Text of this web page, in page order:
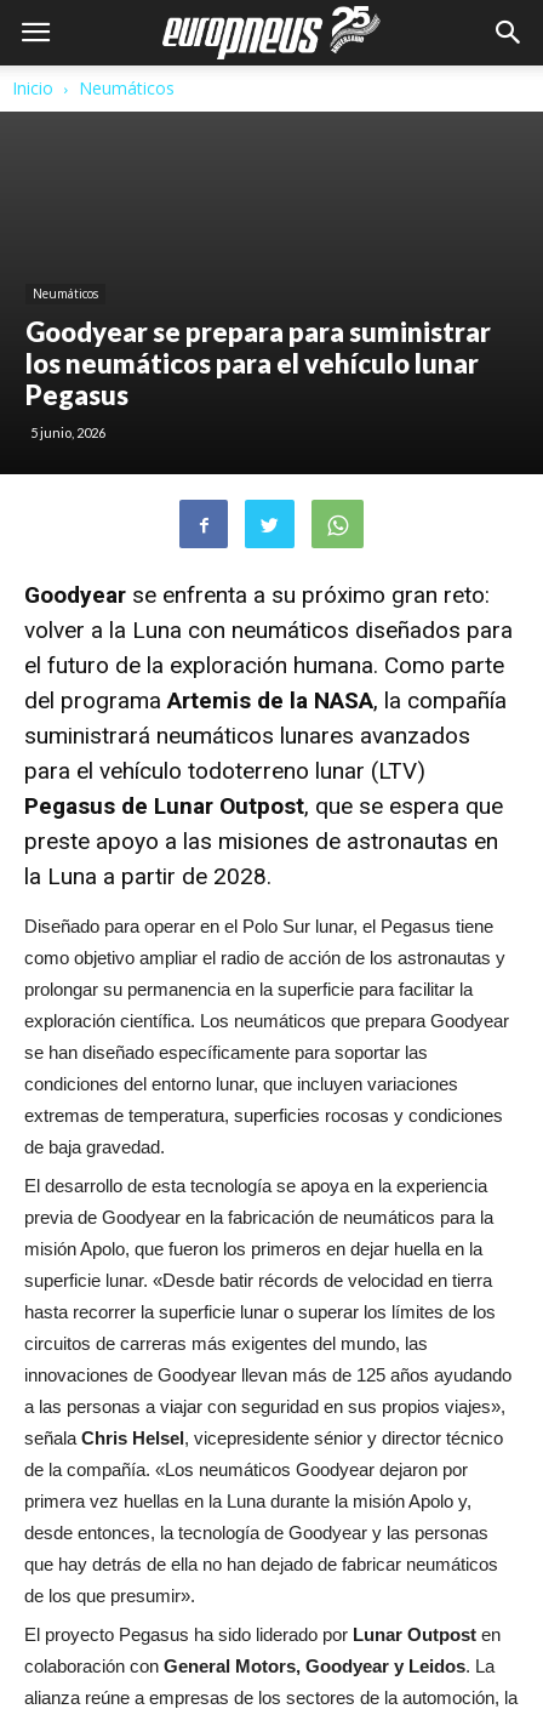
Inicio Neumáticos
Neumáticos
Goodyear se prepara para suministrar
los neumáticos para el vehículo lunar
Pegasus
5 junio, 2026
Goodyear se enfrenta a su próximo gran reto:
volver a la Luna con neumáticos diseñados para
el futuro de la exploración humana. Como parte
del programaArtemis de la NASA, la compañía
suministrará neumáticos lunares avanzados
para el vehículo todoterreno lunar (LTV)
Pegasus de Lunar Outpost, que se espera que
preste apoyo a las misiones de astronautas en
la Luna a partir de 2028.
Diseñado para operar en el Polo Sur lunar, el Pegasus tiene
como objetivo ampliar el radio de acción de los astronautas y
prolongar su permanencia en la superficie para facilitar la
exploración científica. Los neumáticos que prepara Goodyear
se han diseñado específicamente para soportar las
condiciones del entorno lunar, que incluyen variaciones
extremas de temperatura, superficies rocosas y condiciones
de baja gravedad.
El desarrollo de esta tecnología se apoya en la experiencia
previa de Goodyear en la fabricación de neumáticos para la
misión Apolo, que fueron los primeros en dejar huella en la
superficie lunar. «Desde batir récords de velocidad en tierra
hasta recorrer la superficie lunar o superar los límites de los
circuitos de carreras más exigentes del mundo, las
innovaciones de Goodyear llevan más de 125 años ayudando
a las personas a viajar con seguridad en sus propios viajes»,
señala Chris Helsel, vicepresidente sénior y director técnico
de la compañía. «Los neumáticos Goodyear dejaron por
primera vez huellas en la Luna durante la misión Apolo y,
desde entonces, la tecnología de Goodyear y las personas
que hay detrás de ella no han dejado de fabricar neumáticos
de los que presumir».
El proyecto Pegasus ha sido liderado por Lunar Outpost en
colaboración con General Motors, Goodyear y Leidos. La
alianza reúne a empresas de los sectores de la automoción, la